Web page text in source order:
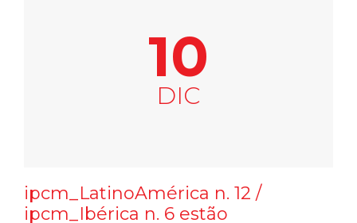
10
DIC
ipcm_LatinoAmérica n. 12 /
ipcm_Ibérica n. 6 estão